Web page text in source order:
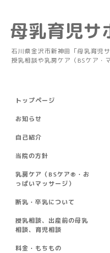
母乳育児サ
石川県金沢市新神田「母乳育児
授乳相談や乳房ケア（BSケア・
トップページ
お知らせ
自己紹介
当院の方針
乳房ケア（BSケア®︎・お
っぱいマッサージ）
断乳・卒乳について
授乳相談、出産前の母乳
相談、育児相談
料金・もちもの